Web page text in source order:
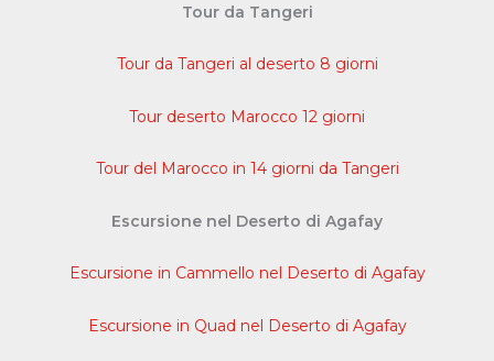
Tour da Tangeri
Tour da Tangeri al deserto 8 giorni
Tour deserto Marocco 12 giorni
Tour del Marocco in 14 giorni da Tangeri
Escursione nel Deserto di Agafay
Escursione in Cammello nel Deserto di Agafay
Escursione in Quad nel Deserto di Agafay